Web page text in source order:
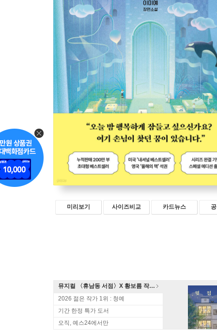
미리보기 사이즈비교 카드뉴스
뮤지컬 〈휴남동 서점〉X 황보름 작가 북토크
2026 젊은 작가 1위 : 청예
기간 한정 특가 도서
오직, 예스24에서만